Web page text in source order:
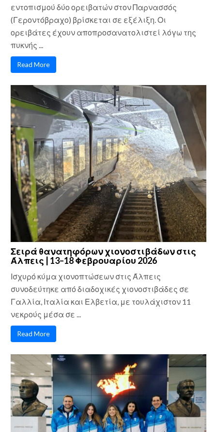
εντοπισμού δύο ορειβατών στον Παρνασσός
(Γεροντόβραχο) βρίσκεται σε εξέλιξη. Οι
ορειβάτες έχουν αποπροσανατολιστεί λόγω της
πυκνής ...
Read More
Σειρά θανατηφόρων χιονοστιβάδων στις
Άλπεις | 13–18 Φεβρουαρίου 2026
Ισχυρό κύμα χιονοπτώσεων στις Άλπεις
συνοδεύτηκε από διαδοχικές χιονοστιβάδες σε
Γαλλία, Ιταλία και Ελβετία, με τουλάχιστον 11
νεκρούς μέσα σε ...
Read More